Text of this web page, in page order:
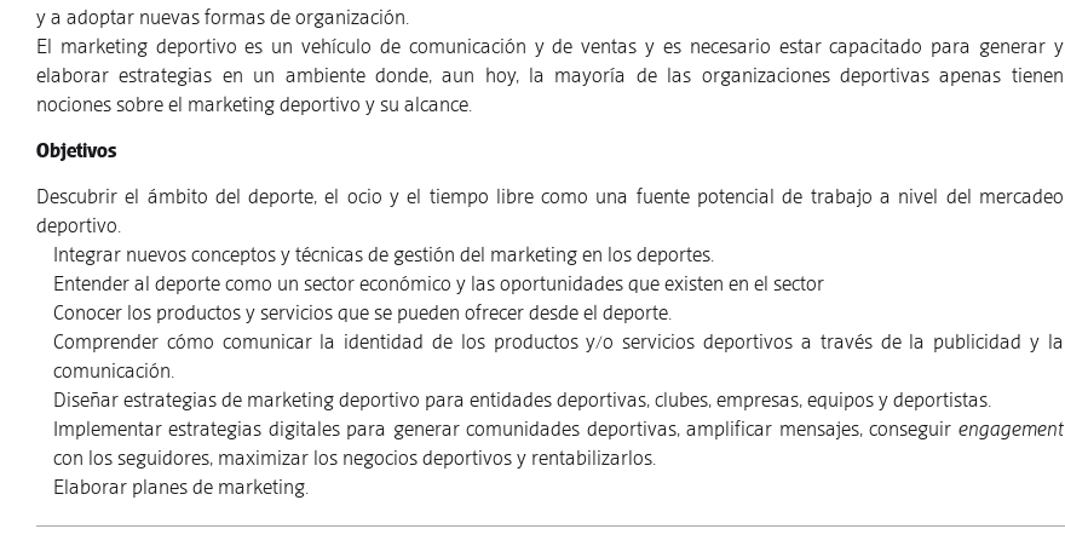
y a adoptar nuevas formas de organización.
El marketing deportivo es un vehículo de comunicación y de ventas y es necesario estar capacitado para generar y
elaborar estrategias en un ambiente donde, aun hoy, la mayoría de las organizaciones deportivas apenas tienen
nociones sobre el marketing deportivo y su alcance.
Objetivos
Descubrir el ámbito del deporte, el ocio y el tiempo libre como una fuente potencial de trabajo a nivel del mercadeo
deportivo.
Integrar nuevos conceptos y técnicas de gestión del marketing en los deportes.
Entender al deporte como un sector económico y las oportunidades que existen en el sector
Conocer los productos y servicios que se pueden ofrecer desde el deporte.
Comprender cómo comunicar la identidad de los productos y/o servicios deportivos a través de la publicidad y la
comunicación.
Diseñar estrategias de marketing deportivo para entidades deportivas, clubes, empresas, equipos y deportistas.
Implementar estrategias digitales para generar comunidades deportivas, amplificar mensajes, conseguir engagement
con los seguidores, maximizar los negocios deportivos y rentabilizarlos.
Elaborar planes de marketing.